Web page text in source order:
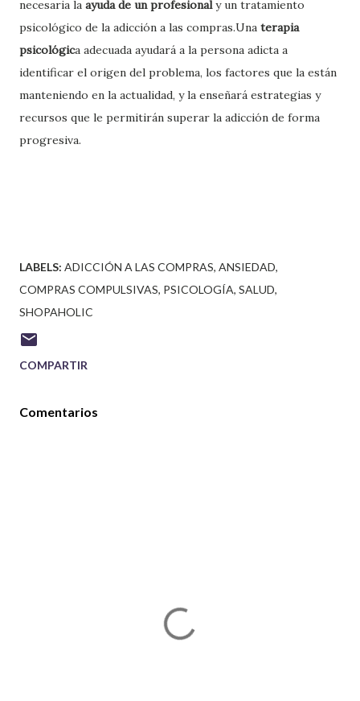
necesaria la ayuda de un profesionaly un tratamiento
psicológico de la adicción a las compras.Una terapia
psicológica adecuada ayudará a la persona adicta a
identificar el origen del problema, los factores que la están
manteniendo en la actualidad, y la enseñará estrategias y
recursos que le permitirán superar la adicción de forma
progresiva.
LABELS: ADICCIÓN A LAS COMPRAS ANSIEDAD
COMPRAS COMPULSIVAS PSICOLOGÍA SALUD
SHOPAHOLIC
COMPARTIR
Comentarios